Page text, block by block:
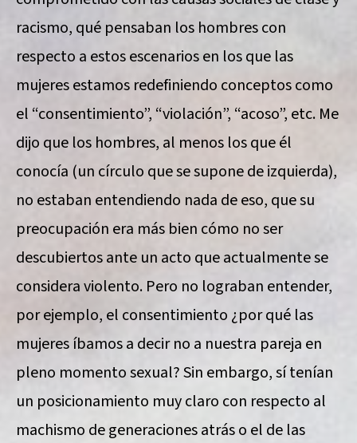
racismo, qué pensaban los hombres con
respecto a estos escenarios en los que las
mujeres estamos redefiniendo conceptos como
el “consentimiento”, “violación”, “acoso”, etc. Me
dijo que los hombres, al menos los que él
conocía (un círculo que se supone de izquierda),
no estaban entendiendo nada de eso, que su
preocupación era más bien cómo no ser
descubiertos ante un acto que actualmente se
considera violento. Pero no lograban entender,
por ejemplo, el consentimiento ¿por qué las
mujeres íbamos a decir no a nuestra pareja en
pleno momento sexual? Sin embargo, sí tenían
un posicionamiento muy claro con respecto al
machismo de generaciones atrás o el de las